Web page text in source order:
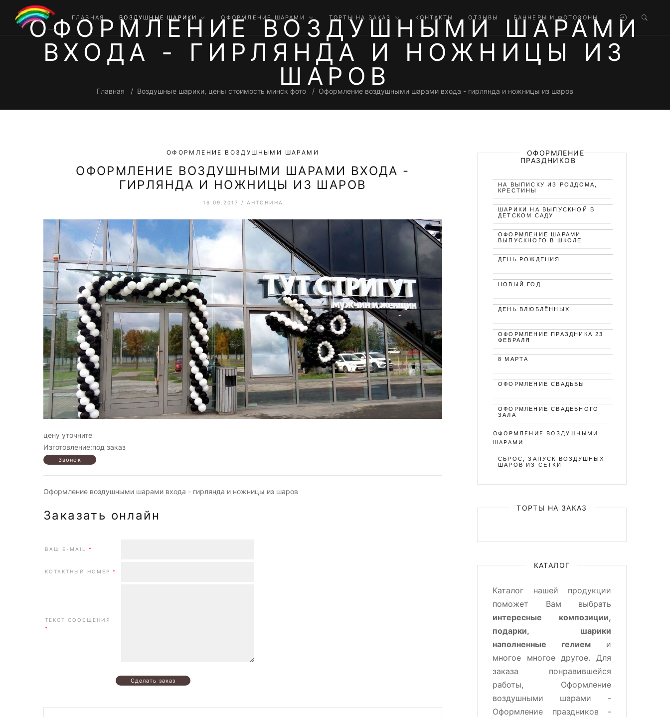
ГЛАВНАЯ ВОЗДУШНЫЕ ШАРИКИ ОФОРМЛЕНИЕ ШАРАМИ ТОРТЫ НА ЗАКАЗ КОНТАКТЫ ОТЗЫВЫ БАННЕРЫ И ФОТОЗОНЫ
ОФОРМЛЕНИЕ ВОЗДУШНЫМИ ШАРАМИ
ВХОДА - ГИРЛЯНДА И НОЖНИЦЫ ИЗ
ШАРОВ
Главная Воздушные шарики, цены стоимость минск фото Оформление воздушными шарами входа - гирлянда и ножницы из шаров
ОФОРМЛЕНИЕ ВОЗДУШНЫМИ ШАРАМИ
ОФОРМЛЕНИЕ ВОЗДУШНЫМИ ШАРАМИ ВХОДА -
ГИРЛЯНДА И НОЖНИЦЫ ИЗ ШАРОВ
16.09.2017 / АНТОНИНА
цену уточните
Изготовление:под заказ
Оформление воздушными шарами входа - гирлянда и ножницы из шаров
Заказать онлайн
ВАШ E-MAIL * :
КОТАКТНЫЙ НОМЕР * :
ТЕКСТ СООБЩЕНИЯ
* :
ОФОРМЛЕНИЕ
ПРАЗДНИКОВ
НА ВЫПИСКУ ИЗ РОДДОМА,
КРЕСТИНЫ
ШАРИКИ НА ВЫПУСКНОЙ В
ДЕТСКОМ САДУ
ОФОРМЛЕНИЕ ШАРАМИ
ВЫПУСКНОГО В ШКОЛЕ
ДЕНЬ РОЖДЕНИЯ
НОВЫЙ ГОД
ДЕНЬ ВЛЮБЛЁННЫХ
ОФОРМЛЕНИЕ ПРАЗДНИКА 23
ФЕВРАЛЯ
8 МАРТА
ОФОРМЛЕНИЕ СВАДЬБЫ
ОФОРМЛЕНИЕ СВАДЕБНОГО
ЗАЛА
ОФОРМЛЕНИЕ ВОЗДУШНЫМИ
ШАРАМИ
СБРОС, ЗАПУСК ВОЗДУШНЫХ
ШАРОВ ИЗ СЕТКИ
ТОРТЫ НА ЗАКАЗ
КАТАЛОГ
Каталог нашей продукции
поможет Вам выбрать
интересные композиции,
подарки, шарики
наполненные гелием и
многое многое другое. Для
заказа понравившейся
работы, Оформление
воздушными шарами -
Оформление праздников -